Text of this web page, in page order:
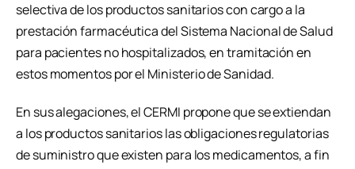
selectiva de los productos sanitarios con cargo a la
prestación farmacéutica del Sistema Nacional de Salud
para pacientes no hospitalizados, en tramitación en
estos momentos por el Ministerio de Sanidad.
En sus alegaciones, el CERMI propone que se extiendan
a los productos sanitarios las obligaciones regulatorias
de suministro que existen para los medicamentos, a fin